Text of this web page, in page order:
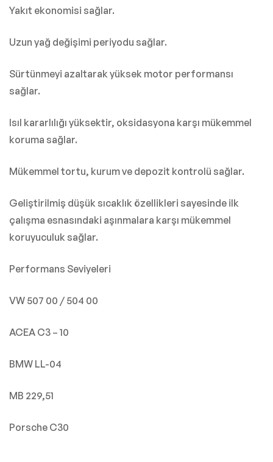
Yakıt ekonomisi sağlar.
Uzun yağ değişimi periyodu sağlar.
Sürtünmeyi azaltarak yüksek motor performansı
sağlar.
Isıl kararlılığı yüksektir, oksidasyona karşı mükemmel
koruma sağlar.
Mükemmel tortu, kurum ve depozit kontrolü sağlar.
Geliştirilmiş düşük sıcaklık özellikleri sayesinde ilk
çalışma esnasındaki aşınmalara karşı mükemmel
koruyuculuk sağlar.
Performans Seviyeleri
VW 507 00 / 504 00
ACEA C3 – 10
BMW LL-04
MB 229,51
Porsche C30